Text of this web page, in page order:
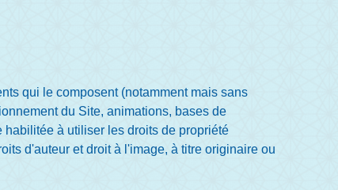
qui le composent (notamment mais sans
du Site, animations, bases de
à utiliser les droits de propriété
d'auteur et droit à l'image, à titre originaire ou